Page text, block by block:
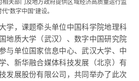
关部门及地方政府提供区域经济高质量运行监
“数字中国”建设。
学，课题牵头单位中国科学院地理科
地质大学（武汉）、数字中国研究院
与单位国家信息中心、武汉大学、中
、新华融合媒体科技发展（北京）有
发展股份有限公司，共同举办了此次